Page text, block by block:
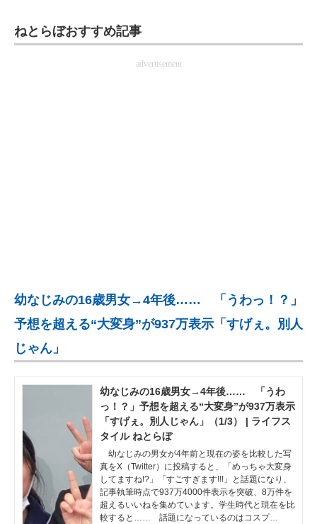
マーケ×ITの今がよく分かる
建設×テクノロジーの最前線
ちょっと気になるネットの話題
ねとらぼおすすめ記事
advertisement
幼なじみの16歳男女→4年後…… 「うわっ！？」
予想を超える“大変身”が937万表示「すげぇ。別人
じゃん」
幼なじみの16歳男女→4年後…… 「うわ
っ！？」予想を超える“大変身”が937万表示
「すげぇ。別人じゃん」（1/3） | ライフス
タイル ねとらぼ
幼なじみの男女が4年前と現在の姿を比較した写
真をX（Twitter）に投稿すると、「めっちゃ大変身
してますね!?」「すごすぎます!!!」と話題になり、
記事執筆時点で937万4000件表示を突破、8万件を
超えるいいねを集めています。学生時代と現在を比
較すると…… 話題になっているのはコスプ…